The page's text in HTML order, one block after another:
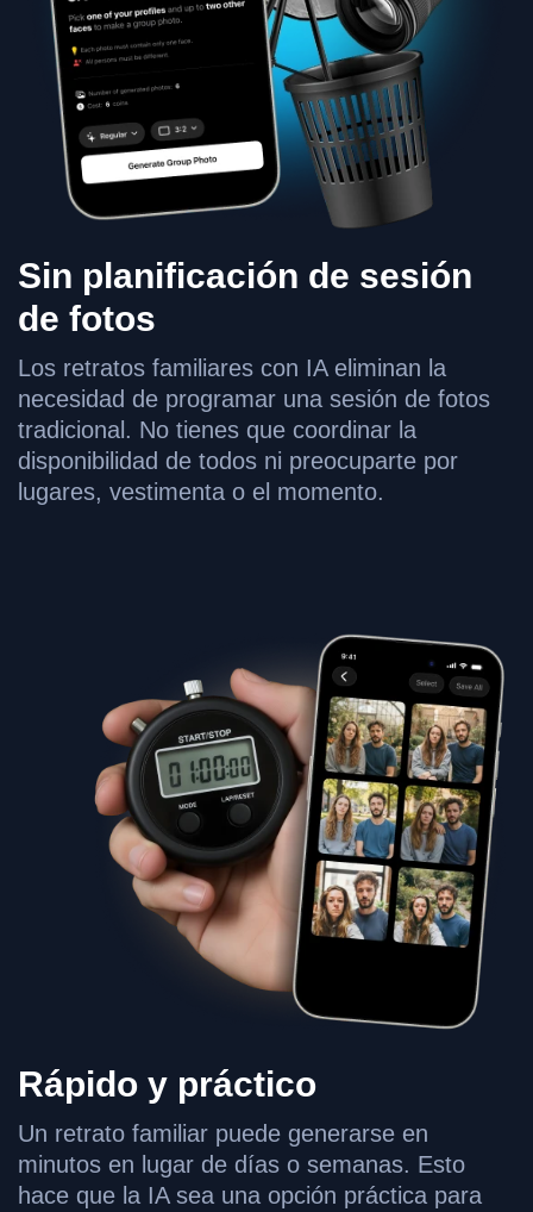
Sin planificación de sesión
de fotos
Los retratos familiares con IA eliminan la
necesidad de programar una sesión de fotos
tradicional. No tienes que coordinar la
disponibilidad de todos ni preocuparte por
lugares, vestimenta o el momento.
Rápido y práctico
Un retrato familiar puede generarse en
minutos en lugar de días o semanas. Esto
hace que la IA sea una opción práctica para